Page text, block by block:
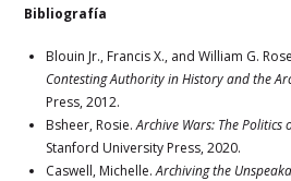
Bibliografía
Blouin Jr., Francis X., and William G.
Contesting Authority in History and the
Press, 2012.
Bsheer, Rosie.Archive Wars: The
Stanford University Press, 2020.
Caswell, Michelle.Archiving the